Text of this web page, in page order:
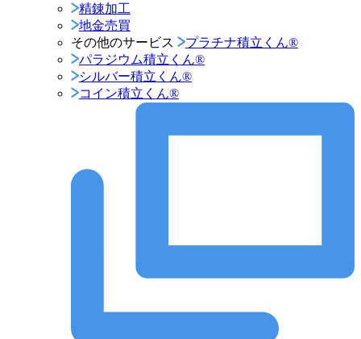
精錬加工
地金売買
その他のサービス
プラチナ積立くん®︎
パラジウム積立くん®︎
シルバー積立くん®︎
コイン積立くん®︎